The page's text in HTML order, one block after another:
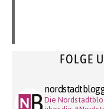
FOLGE
Die